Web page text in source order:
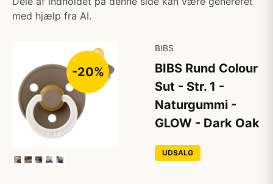
med hjælp fra AI.
-20%
BIBS
BIBS Rund Colour
Sut - Str. 1 -
Naturgummi -
GLOW - Dark Oak
UDSALG